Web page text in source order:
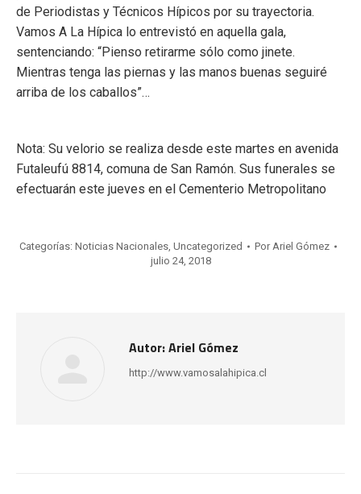
de Periodistas y Técnicos Hípicos por su trayectoria.
Vamos A La Hípica lo entrevistó en aquella gala,
sentenciando: “Pienso retirarme sólo como jinete.
Mientras tenga las piernas y las manos buenas seguiré
arriba de los caballos”…
Nota: Su velorio se realiza desde este martes en avenida
Futaleufú 8814, comuna de San Ramón. Sus funerales se
efectuarán este jueves en el Cementerio Metropolitano
Categorías: Noticias Nacionales, Uncategorized PorAriel Gómez
julio 24, 2018
Autor:Ariel Gómez
http://www.vamosalahipica.cl